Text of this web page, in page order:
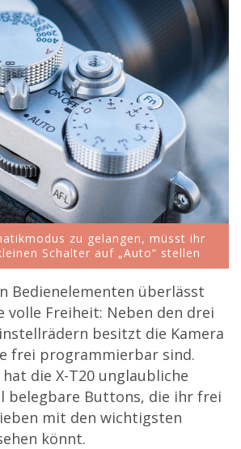
zu gelangen, müsst ihr
Schalter auf „Auto“ stellen
Bedienelementen überlässt
volle Freiheit: Neben den drei
besitzt die Kamera
frei programmierbar sind.
die X-T20 unglaubliche
belegbare Buttons, die ihr frei
mit den wichtigsten
könnt.